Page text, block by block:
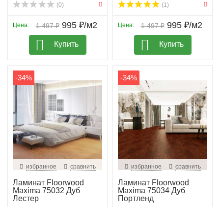
(0)
1 497 ₽
Цена: 995 ₽/м2
Купить
(1)
1 497 ₽
Цена: 995 ₽/м2
Купить
-34%
избранное сравнить
Ламинат Floorwood
Maxima 75032 Дуб
Лестер
-34%
избранное сравнить
Ламинат Floorwood
Maxima 75034 Дуб
Портленд